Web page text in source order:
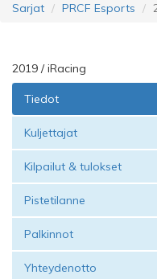
Sarjat PRCF Esports
2019 / iRacing
Tiedot
Kuljettajat
Kilpailut & tulokset
Pistetilanne
Palkinnot
Yhteydenotto